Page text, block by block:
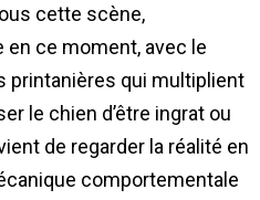
cette scène,
ce moment, avec le
printanières qui multiplient
le chien d’être ingrat ou
de regarder la réalité en
comportementale